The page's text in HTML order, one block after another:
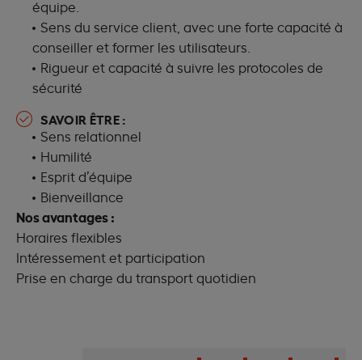
équipe.
Sens du service client, avec une forte capacité à
conseiller et former les utilisateurs.
Rigueur et capacité à suivre les protocoles de
sécurité
SAVOIR ÊTRE :
Sens relationnel
Humilité
Esprit d’équipe
Bienveillance
Nos avantages :
Horaires flexibles
Intéressement et participation
Prise en charge du transport quotidien